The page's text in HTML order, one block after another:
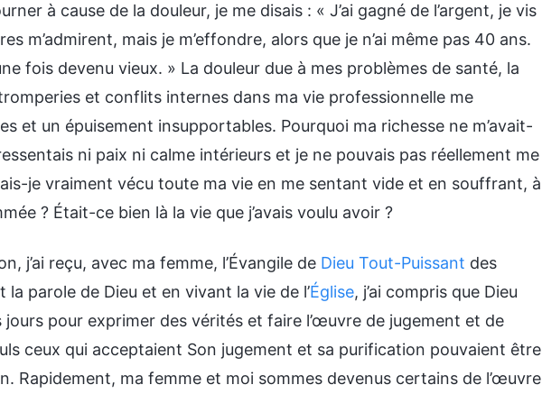
à cause de la douleur, je me disais : « J’ai gagné de l’argent, je vis
m’admirent, mais je m’effondre, alors que je n’ai même pas 40 ans.
fois devenu vieux. » La douleur due à mes problèmes de santé, la
et conflits internes dans ma vie professionnelle me
et un épuisement insupportables. Pourquoi ma richesse ne m’avait-
ni paix ni calme intérieurs et je ne pouvais pas réellement me
je vraiment vécu toute ma vie en me sentant vide et en souffrant, à
? Était-ce bien là la vie que j’avais voulu avoir ?
j’ai reçu, avec ma femme, l’Évangile de Dieu Tout-Puissant des
parole de Dieu et en vivant la vie de l’Église, j’ai compris que Dieu
jours pour exprimer des vérités et faire l’œuvre de jugement et de
ceux qui acceptaient Son jugement et sa purification pouvaient être
Rapidement, ma femme et moi sommes devenus certains de l’œuvre